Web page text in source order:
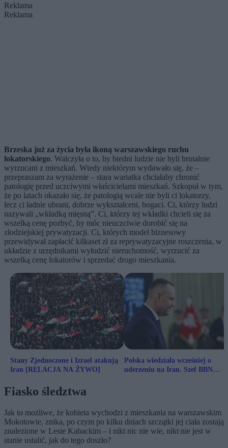
Reklama
Reklama
Brzeska już za życia była ikoną warszawskiego ruchu
lokatorskiego. Walczyła o to, by biedni ludzie nie byli brutalnie
wyrzucani z mieszkań. Wtedy niektórym wydawało się, że –
przepraszam za wyrażenie – stara wariatka chciałaby chronić
patologię przed uczciwymi właścicielami mieszkań. Szkopuł w tym,
że po latach okazało się, że patologią wcale nie byli ci lokatorzy,
lecz ci ładnie ubrani, dobrze wykształceni, bogaci. Ci, którzy ludzi
nazywali „wkładką mięsną”. Ci, którzy tej wkładki chcieli się za
wszelką cenę pozbyć, by móc nieuczciwie dorobić się na
złodziejskiej prywatyzacji. Ci, których model biznesowy
przewidywał zapłacić kilkaset zł za reprywatyzacyjne roszczenia, w
układzie z urzędnikami wyłudzić nieruchomość, wyrzucić za
wszelką cenę lokatorów i sprzedać drogo mieszkania.
Stany Zjednoczone i Izrael atakują
Iran [RELACJA NA ŻYWO]
Polska wiedziała wcześniej o
uderzeniu na Iran. Szef BBN
Fiasko śledztwa
Jak to możliwe, że kobieta wychodzi z mieszkania na warszawskim
Mokotowie, znika, po czym po kilku dniach szczątki jej ciała zostają
znalezione w Lesie Kabackim – i nikt nic nie wie, nikt nie jest w
stanie ustalić, jak do tego doszło?